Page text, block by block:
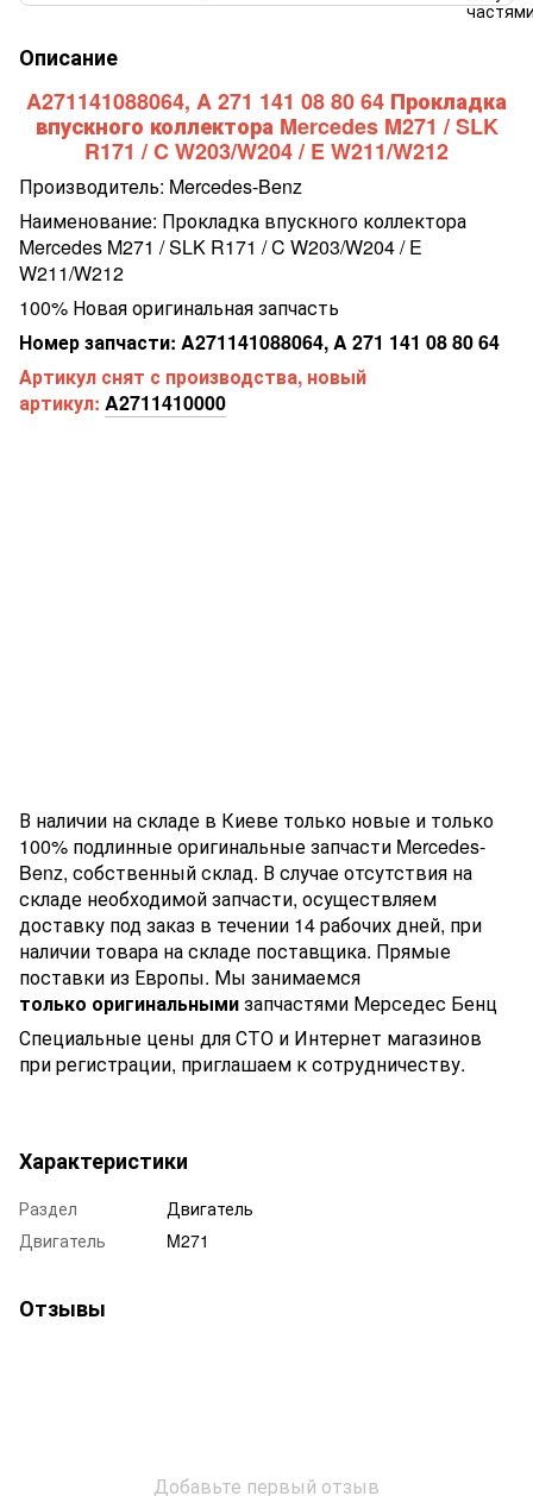
Описание
A271141088064, A 271 141 08 80 64 Прокладка
впускного коллектора Mercedes M271 / SLK
R171 / C W203/W204 / E W211/W212
Производитель: Mercedes-Benz
Наименование: Прокладка впускного коллектора
Mercedes M271 / SLK R171 / C W203/W204 / E
W211/W212
100% Новая оригинальная запчасть
Номер запчасти: A271141088064, A 271 141 08 80 64
Артикул снят с производства, новый
артикул: A2711410000
В наличии на складе в Киеве только новые и только
100% подлинные оригинальные запчасти Mercedes-
Benz, собственный склад. В случае отсутствия на
складе необходимой запчасти, осуществляем
доставку под заказ в течении 14 рабочих дней, при
наличии товара на складе поставщика. Прямые
поставки из Европы. Мы занимаемся
только оригинальнымизапчастями Мерседес Бенц
Специальные цены для СТО и Интернет магазинов
при регистрации, приглашаем к сотрудничеству.
Характеристики
Раздел
Двигатель
Двигатель
M271
Отзывы
Добавьте первый отзыв